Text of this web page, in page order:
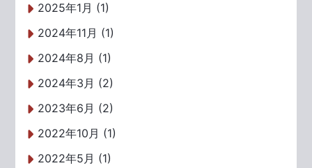
2025年1月 (1)
2024年11月 (1)
2024年8月 (1)
2024年3月 (2)
2023年6月 (2)
2022年10月 (1)
2022年5月 (1)